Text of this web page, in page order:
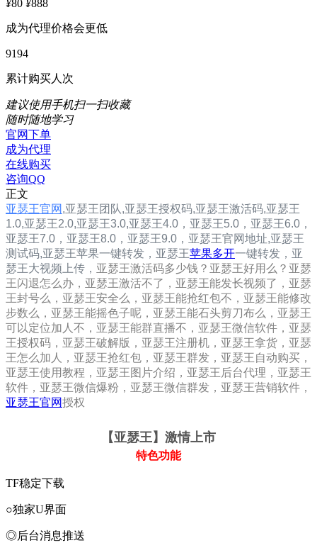
¥80 ¥888
成为代理价格会更低
9194
累计购买人次
建议使用手机扫一扫收藏
随时随地学习
官网下单
成为代理
在线购买
咨询QQ
正文
亚瑟王官网 ,亚瑟王团队,亚瑟王授权码,亚瑟王激活码,亚瑟王
1.0,亚瑟王2.0,亚瑟王3.0,亚瑟王4.0， 亚瑟王5.0， 亚瑟王6.0，
亚瑟王7.0， 亚瑟王8.0， 亚瑟王9.0， 亚瑟王官网地址,亚瑟王
测试码,亚瑟王苹果一键转发， 亚瑟王苹果多开一键转发，亚
瑟王大视频上传， 亚瑟王激活码多少钱？亚瑟王好用么？亚瑟
王闪退怎么办，亚瑟王激活不了，亚瑟王能发长视频了，亚瑟
王封号么，亚瑟王安全么，亚瑟王能抢红包不，亚瑟王能修改
步数么，亚瑟王能摇色子呢，亚瑟王能石头剪刀布么，亚瑟王
可以定位加人不，亚瑟王能群直播不，亚瑟王微信软件，亚瑟
王授权码，亚瑟王破解版，亚瑟王注册机，亚瑟王拿货，亚瑟
王怎么加人，亚瑟王抢红包，亚瑟王群发，亚瑟王自动购买，
亚瑟王使用教程，亚瑟王图片介绍，亚瑟王后台代理，亚瑟王
软件，亚瑟王微信爆粉，亚瑟王微信群发，亚瑟王营销软件，
亚瑟王官网授权
【亚瑟王】激情上市
特色功能
TF稳定下载
○独家U界面
◎后台消息推送